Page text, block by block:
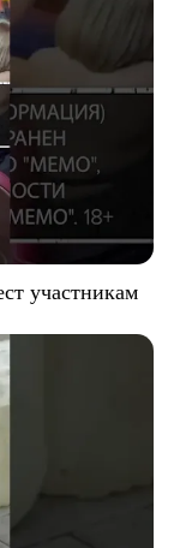
участникам